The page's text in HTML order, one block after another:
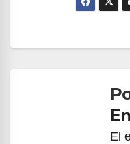
entradas
El